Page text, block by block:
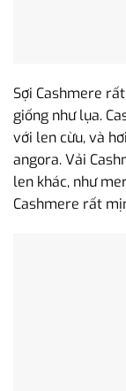
Sợi Cashmere
giống như lụa.
với len cừu, và
angora. Vải
len khác, như
Cashmere rất